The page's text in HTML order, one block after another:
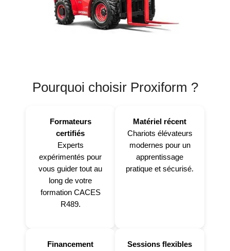
Pourquoi choisir Proxiform ?
Formateurs
certifiés
Experts
expérimentés pour
vous guider tout au
long de votre
formation CACES
R489.
Matériel récent
Chariots élévateurs
modernes pour un
apprentissage
pratique et sécurisé.
Financement
Sessions flexibles